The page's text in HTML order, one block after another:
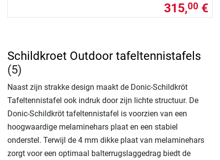
315,00 €
Schildkroet Outdoor tafeltennistafels
(5)
Naast zijn strakke design maakt de Donic-Schildkröt
Tafeltennistafel ook indruk door zijn lichte structuur. De
Donic-Schildkröt tafeltennistafel is voorzien van een
hoogwaardige melaminehars plaat en een stabiel
onderstel. Terwijl de 4 mm dikke plaat van melaminehars
zorgt voor een optimaal balterrugslaggedrag biedt de